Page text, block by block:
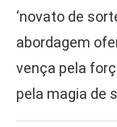
‘novato de
abordagem
vença pela
pela magia de